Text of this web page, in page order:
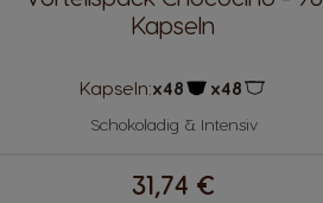
Kapseln
Kapseln:x48 x48
Schokoladig & Intensiv
31,74 €